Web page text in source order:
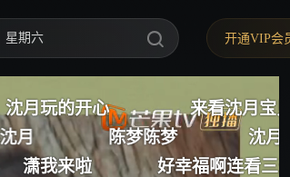
星期六
·南洋拾光季
家
开通VIP会
来看沈月宝贝啦
沈月我来了
沈月我来了
小天
幸福啊连看三天沈月
沈月